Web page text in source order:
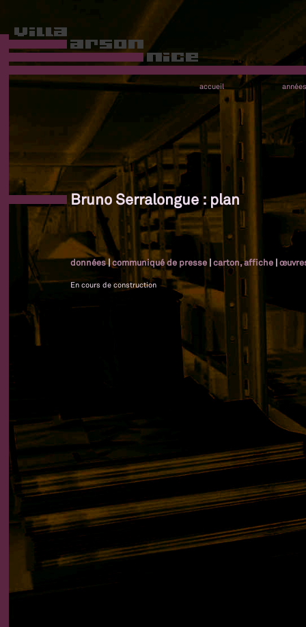
accueil années
Bruno Serralongue : plan
données|communiqué de presse |carton, affiche |
En cours de construction